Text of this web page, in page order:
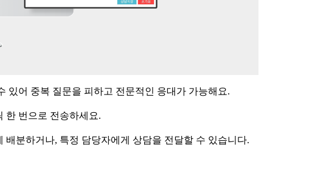
있어 중복 질문을 피하고 전문적인 응대가 가능해요.
한 번으로 전송하세요.
배분하거나, 특정 담당자에게 상담을 전달할 수 있습니다.